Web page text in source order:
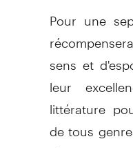
Pour une
sens et
leur
littérature
de tous